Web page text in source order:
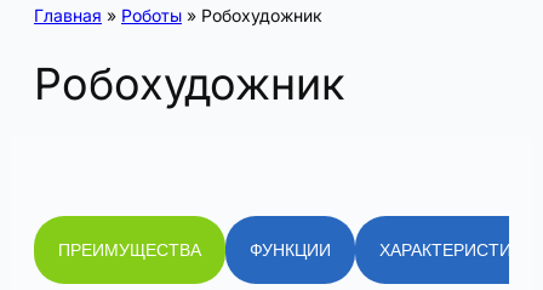
Главная » Роботы » Робохудожник
Робохудожник
ПРЕИМУЩЕСТВА ФУНКЦИИ ХАРАКТЕРИСТИКИ